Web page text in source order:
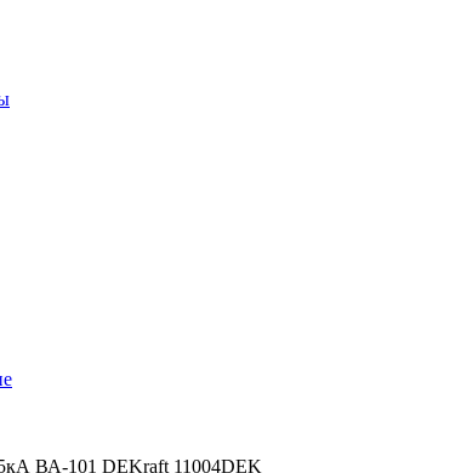
ВА-101 DEKraft 11004DEK